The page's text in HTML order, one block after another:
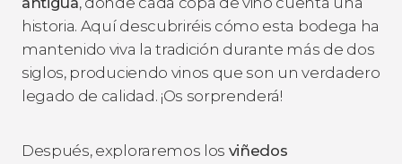
historia. Aquí descubriréis cómo esta bodega ha
mantenido viva la tradición durante más de dos
siglos, produciendo vinos que son un verdadero
legado de calidad. ¡Os sorprenderá!
Después, exploraremos los viñedos